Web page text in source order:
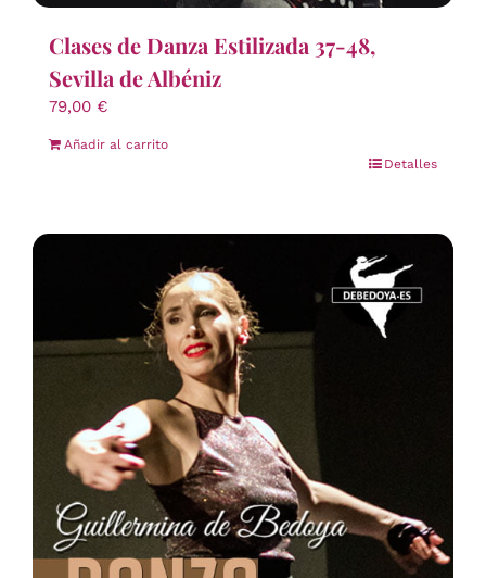
Clases de Danza Estilizada 37-48,
Sevilla de Albéniz
79,00 €
Añadir al carrito
Detalles